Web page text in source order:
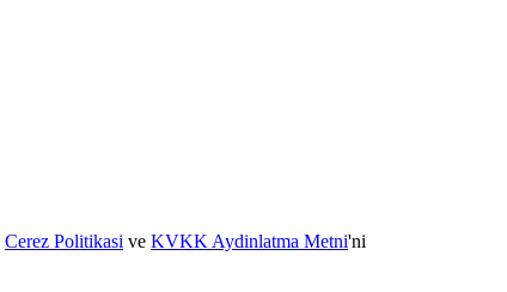
Cerez Politikasi ve KVKK Aydinlatma Metni'ni